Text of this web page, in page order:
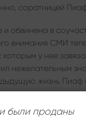
соратницей
обвинена в
внимания СМИ
у нее
нежелательным
жизнь Пиаф
одноактной пьесе
и поэтом Жаком
В 1944 году она
были проданы